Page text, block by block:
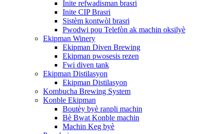
Inite refwadisman brasri
Inite CIP Brasri
Sistèm kontwòl brasri
Pwodwi pou Telefòn ak machin oksilyè
Ekipman Winery
Ekipman Diven Brewing
Ekipman pwosesis rezen
Fwi diven tank
Ekipman Distilasyon
Ekipman Distilasyon
Kombucha Brewing System
Konble Ekipman
Boutèy byè ranpli machin
Bè Bwat Konble machin
Machin Keg byè